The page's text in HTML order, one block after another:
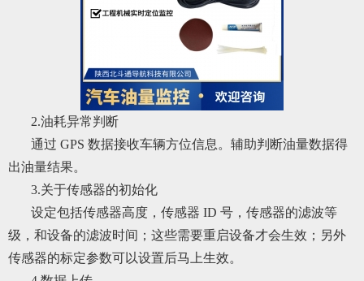
2.油耗异常判断
通过 GPS 数据接收车辆方位信息。辅助判断油量数据得
出油量结果。
3.关于传感器的初始化
设定包括传感器高度，传感器 ID 号，传感器的滤波等
级，和设备的滤波时间；这些需要重启设备才会生效；另外
传感器的标定参数可以设置后马上生效。